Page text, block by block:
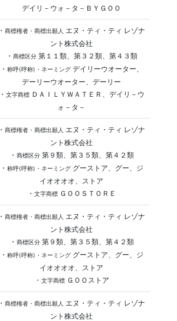
デイリ－ウォ－タ－ＢＹＧＯＯ
・ 商標権者・商標出願人
エヌ・ティ・ティ レゾナ
ント株式会社
・ 商標区分第１１類、第３２類、第４３類
・ 称呼(呼称)・ネーミングデイリーウオーター、
デーリーウオーター、デーリー
・ 文字商標ＤＡＩＬＹＷＡＴＥＲ、デイリ－ウ
ォ－タ－
・ 商標権者・商標出願人
エヌ・ティ・ティ レゾナ
ント株式会社
・ 商標区分第９類、第３５類、第４２類
・ 称呼(呼称)・ネーミンググーストア、グー、ジ
イオオオオ、ストア
・ 文字商標ＧＯＯＳＴＯＲＥ
・ 商標権者・商標出願人
エヌ・ティ・ティ レゾナ
ント株式会社
・ 商標区分第９類、第３５類、第４２類
・ 称呼(呼称)・ネーミンググーストア、グー、ジ
イオオオオ、ストア
・ 文字商標ＧＯＯストア
・ 商標権者・商標出願人
エヌ・ティ・ティ レゾナ
ント株式会社